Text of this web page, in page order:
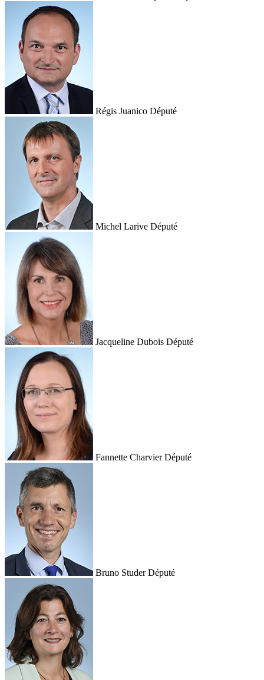
Régis Juanico Député
Michel Larive Député
Jacqueline Dubois Député
Fannette Charvier Député
Bruno Studer Député